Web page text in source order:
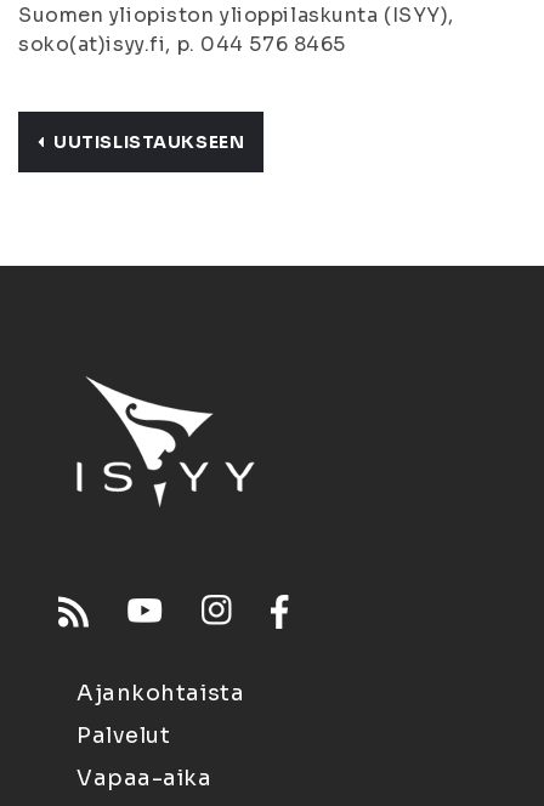
Suomen yliopiston ylioppilaskunta (ISYY),
soko(at)isyy.fi, p. 044 576 8465
UUTISLISTAUKSEEN
Ajankohtaista
Palvelut
Vapaa-aika